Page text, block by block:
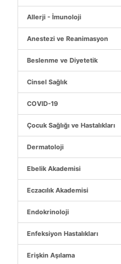
Allerji - İmunoloji
Anestezi ve Reanimasyon
Beslenme ve Diyetetik
Cinsel Sağlık
COVID-19
Çocuk Sağlığı ve Hastalıkları
Dermatoloji
Ebelik Akademisi
Eczacılık Akademisi
Endokrinoloji
Enfeksiyon Hastalıkları
Erişkin Aşılama